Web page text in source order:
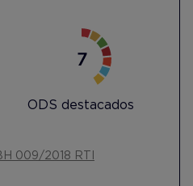
ODS destacados
009/2018 RTI